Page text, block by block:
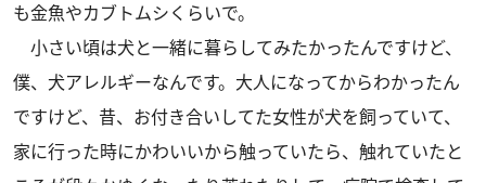
も金魚やカブトムシくらいで。
小さい頃は犬と一緒に暮らしてみたかったんですけど、
僕、犬アレルギーなんです。大人になってからわかったん
ですけど、昔、お付き合いしてた女性が犬を飼っていて、
家に行った時にかわいいから触っていたら、触れていたと